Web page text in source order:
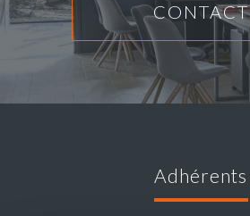
CONTACT
adhérents